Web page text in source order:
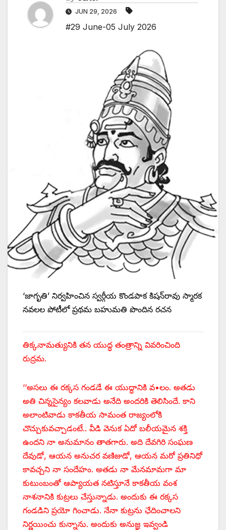
JUN 29, 2026
#29 June-05 July 2026
‘‌జాగృతి’ నిర్వహించిన స్వర్గీయ కొండపాక కిషన్‌రావు స్మారక
నవలల పోటీలో ప్రథమ బహుమతి పొందిన రచన
తిక్కనామత్యునికి తన యుద్ధ తంత్రాన్ని వివరించింది
రుద్రమ.
‘‘అసలు ఈ రక్కస గండడే ఈ యుద్ధానికి వ•లం. అతడు
అతి చిన్నసైన్యం కలవాడు అనేది అందరికి తెలిసిందే. కాని
అలాంటివాడు కాకతీయ సామంత రాజ్యంలోకి
చొచ్చుకువచ్చాడంటే.. వీడి వెనుక ఏదో బలీయమైన శక్తి
ఉందని నా అనుమానం తాతగారు. అది దేవగిరి సంఘణ
దేవుడో, ఆయన అనుచర వణిజుడో, ఆయన మరో ప్రతినిధో
కావచ్చని నా సందేహం. అతడు నా మేనమామగా మా
కుటుంబంతో ఆప్యాయత నటిస్తూనే కాకతీయ వంశ
నాశనానికి కుట్రలు చేస్తున్నాడు. అందుకు ఈ రక్కస
గండడిని ప్రయో గించాడు. నేనా కుట్రను ఛేదించాలని
నిర్ణయించు కున్నాను. అందుకు అనుజ్ఞ ఇవ్వండి